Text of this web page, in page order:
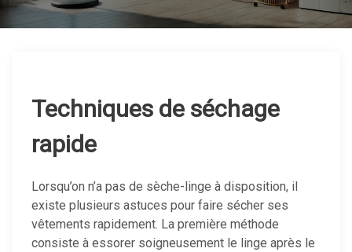
Techniques de séchage
rapide
Lorsqu’on n’a pas de sèche-linge à disposition, il
existe plusieurs astuces pour faire sécher ses
vêtements rapidement. La première méthode
consiste à essorer soigneusement le linge après le